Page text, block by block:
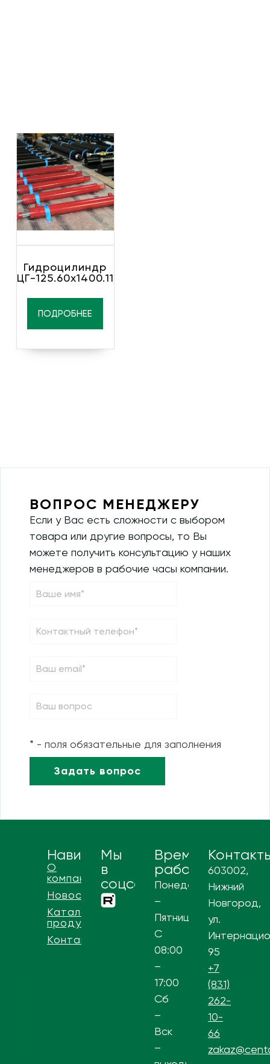
Гидроцилиндр
ЦГ-125.60х1400.11
ПОДРОБНЕЕ
ВОПРОС МЕНЕДЖЕРУ
Если у Вас есть сложности с выбором
товара или другие вопросы, то Вы
можете получить консультацию у наших
менеджеров в рабочие часы компании.
* - поля обязательные для заполнения
Навигация
О
компании
Новости
Каталог
продукции
Контакты
Мы
в
соцсетях
Время
работы
Понедельник
–
Пятница
С
08:00
–
17:00
Сб
–
Вск
–
603002,
Нижний
Новгород,
ул.
95
+7
(831)
262-
10-
66